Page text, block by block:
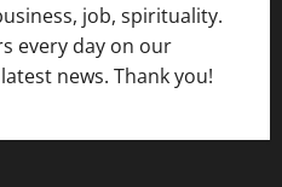
job, spirituality.
every day on our
news. Thank you!